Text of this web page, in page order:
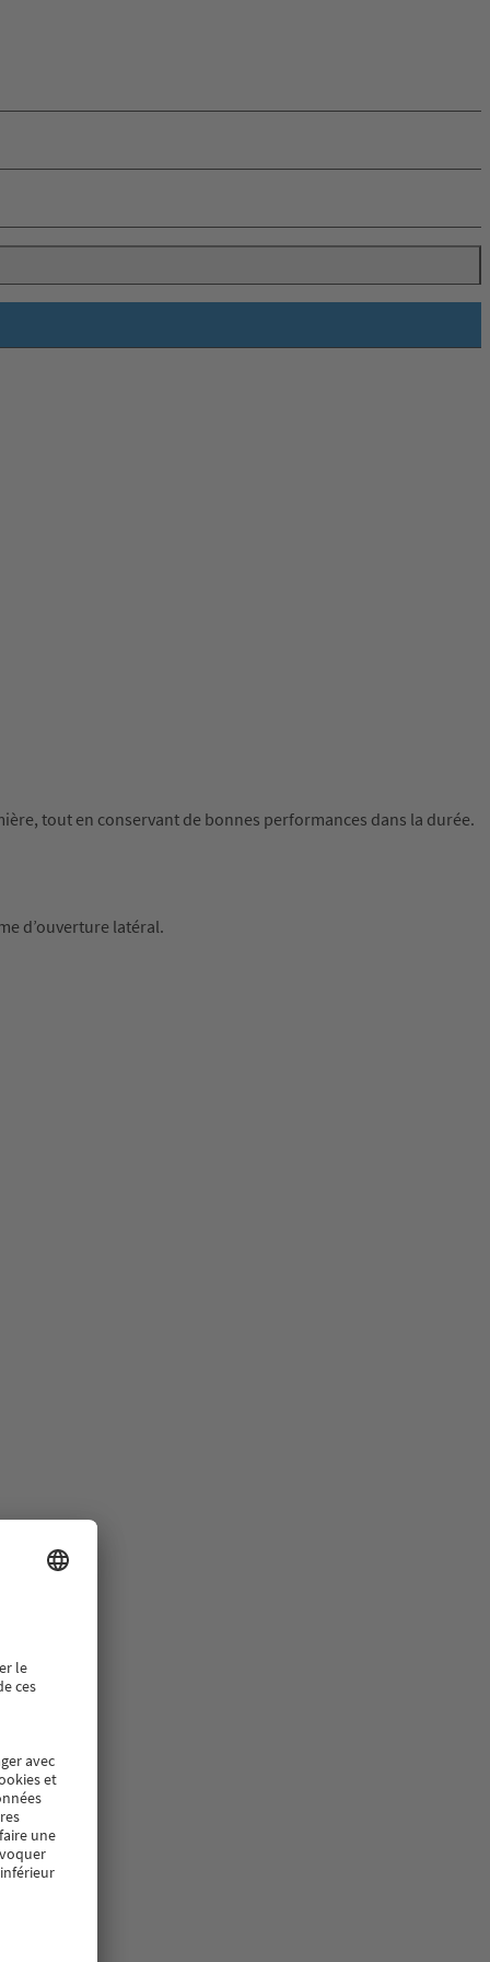
tout en conservant de bonnes performances dans la durée.
d’ouverture latéral.